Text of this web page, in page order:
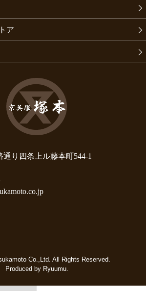
ア
り四条上ル藤本町544-1
Co.,Ltd. All Rights Reserved.
Produced by Ryuumu.